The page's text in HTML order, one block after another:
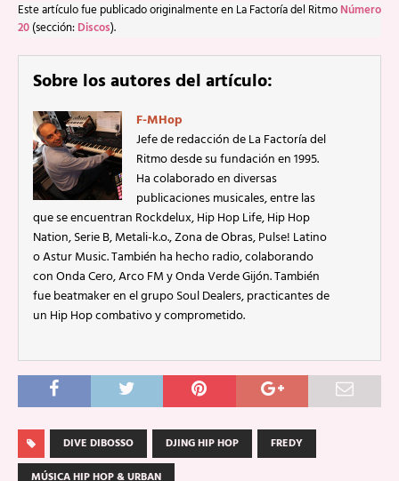
Este artículo fue publicado originalmente en La Factoría del Ritmo Número
20 (sección: Discos).
Sobre los autores del artículo:
F-MHop
Jefe de redacción de La Factoría del
Ritmo desde su fundación en 1995.
Ha colaborado en diversas
publicaciones musicales, entre las
que se encuentran Rockdelux, Hip Hop Life, Hip Hop
Nation, Serie B, Metali-k.o., Zona de Obras, Pulse! Latino
o Astur Music. También ha hecho radio, colaborando
con Onda Cero, Arco FM y Onda Verde Gijón. También
fue beatmaker en el grupo Soul Dealers, practicantes de
un Hip Hop combativo y comprometido.
DIVE DIBOSSO DJING HIP HOP
FREDY